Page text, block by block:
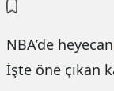
NBA’de
İşte öne çıkan